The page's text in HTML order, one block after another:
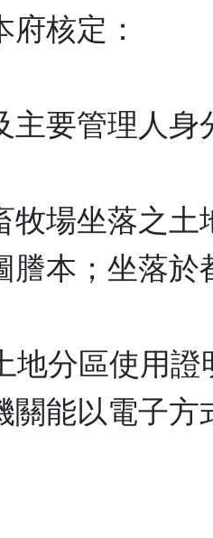
核定：
主要管理人身
牧場坐落之土
謄本；坐落於
分區使用證
關能以電子方